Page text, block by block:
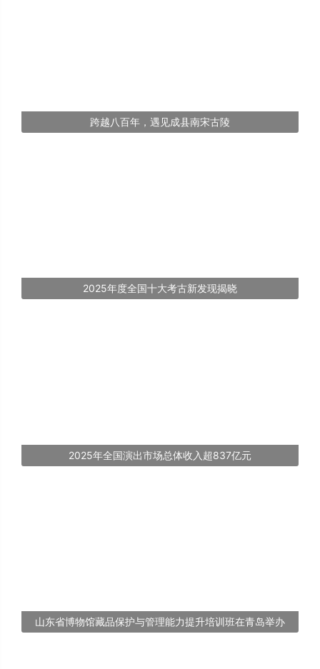
跨越八百年，遇见成县南宋古陵
2025年度全国十大考古新发现揭晓
2025年全国演出市场总体收入超837亿元
山东省博物馆藏品保护与管理能力提升培训班在青岛举办